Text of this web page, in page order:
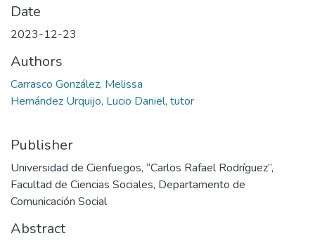
Date
2023-12-23
Authors
Carrasco González, Melissa
Hernández Urquijo, Lucio Daniel, tutor
Publisher
Universidad de Cienfuegos, “Carlos Rafael Rodríguez”,
Facultad de Ciencias Sociales, Departamento de
Comunicación Social
Abstract